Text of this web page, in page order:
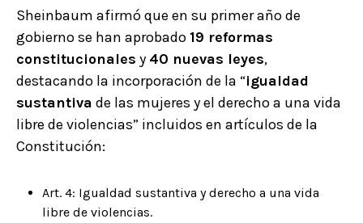
Sheinbaum afirmó que en su primer año de
gobierno se han aprobado 19 reformas
constitucionales y 40 nuevas leyes,
destacando la incorporación de la “igualdad
sustantiva de las mujeres y el derecho a una vida
libre de violencias” incluidos en artículos de la
Constitución:
Art. 4: Igualdad sustantiva y derecho a una vida
libre de violencias.